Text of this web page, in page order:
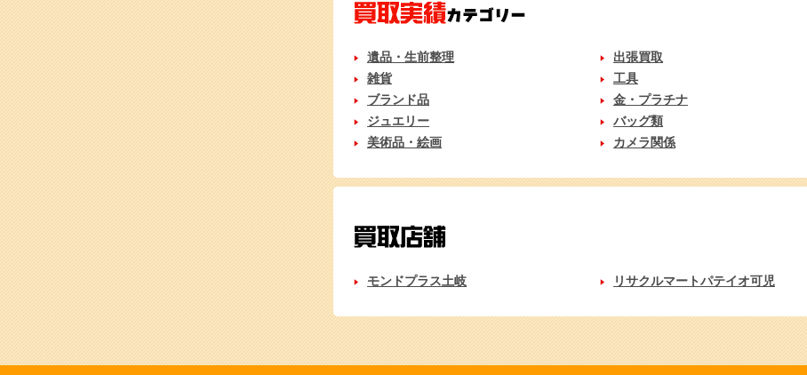
遺品・生前整理 出張買取
雑貨
工具
ブランド品
金・プラチナ
ジュエリー
バッグ類
美術品・絵画
カメラ関係
モンドプラス土岐 リサクルマートパテイオ可児